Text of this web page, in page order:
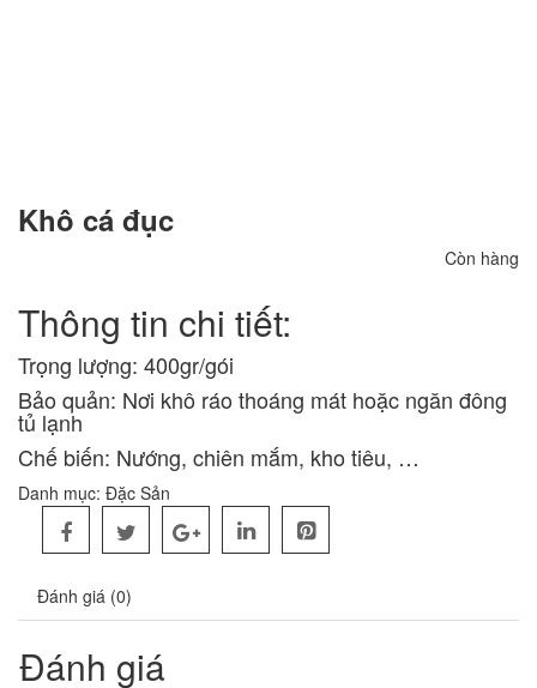
Khô cá đục
Còn hàng
Thông tin chi tiết:
Trọng lượng: 400gr/gói
Bảo quản: Nơi khô ráo thoáng mát hoặc ngăn đông
tủ lạnh
Chế biến: Nướng, chiên mắm, kho tiêu, …
Danh mục: Đặc Sản
Đánh giá (0)
Đánh giá